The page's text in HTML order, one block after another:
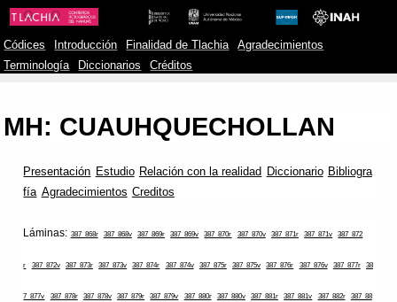
Códices Introducción Finalidad de Tlachia
Agradecimientos
Terminología
Diccionarios Créditos
MH: CUAUHQUECHOLLAN
Presentación Estudio Relación con la realidad Diccionario Bibliogra
fía Agradecimientos Creditos
Láminas: 387_868r 387_868v 387_869r 387_869v 387_870r 387_870v 387_871r 387_871v 387_872
r 387_872v 387_873r 387_873v 387_874r 387_874v 387_875r 387_875v 387_876r 387_876v 387_877r 38
7_877v 387_878r 387_878v 387_879r 387_879v 387_880r 387_880v 387_881r 387_881v 387_882r 387_88